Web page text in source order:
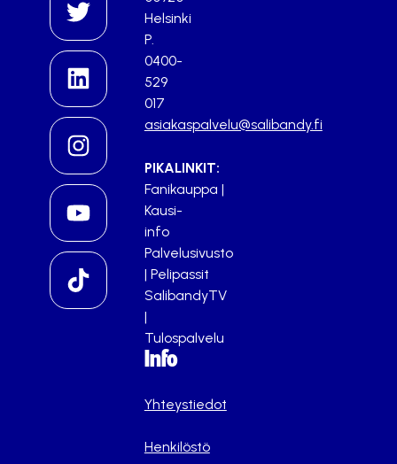
Helsinki
P.
0400-
529
017
asiakaspalvelu@salibandy.fi
PIKALINKIT:
Fanikauppa |
Kausi-
info
Palvelusivusto
| Pelipassit
SalibandyTV
|
Tulospalvelu
Info
Yhteystiedot
Henkilöstö